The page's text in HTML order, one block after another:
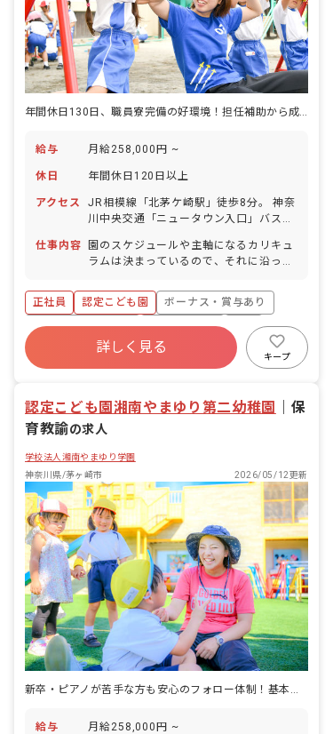
年間休日130日、職員寮完備の好環境！担任補助から成長を手厚くフォロー
給与 月給258,000円 ~
休日 年間休日120日以上
アクセス
JR相模線「北茅ケ崎駅」徒歩8分。 神奈
川中央交通「ニュータウン入口」バス停
仕事内容
園のスケジュールや主軸になるカリキュ
ラムは決まっているので、それに沿って
の独自のカリキュラムを実施していま
す。 また、英語やメロディオン演奏など
は専任講師が指導を担当する時間があり
ます。
正社員 認定こども園
ボーナス・賞与あり
年間休日120日以上
社会保険完備
福利厚生充実
退職金制度
残業少なめ
詳しく見る
キープ
認定こども園湘南やまゆり第二幼稚園
保
育教諭の求人
学校法人湘南やまゆり学園
神奈川県/茅ヶ崎市
2026/05/12更新
給与 月給258,000円 ~